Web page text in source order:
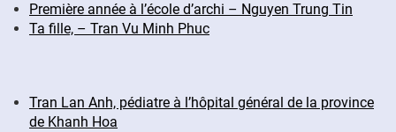
Première année à l’école d’archi – Nguyen Trung Tin
Ta fille, – Tran Vu Minh Phuc
Tran Lan Anh, pédiatre à l’hôpital général de la province
de Khanh Hoa